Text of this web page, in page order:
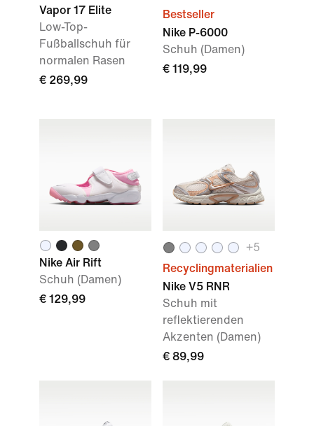
Vapor 17 Elite
Low-Top-
Fußballschuh für
normalen Rasen
€ 269,99
Bestseller
Nike P-6000
Schuh (Damen)
€ 119,99
Nike Air Rift
Schuh (Damen)
€ 129,99
+5
Recyclingmaterialien
Nike V5 RNR
Schuh mit
reflektierenden
Akzenten (Damen)
€ 89,99